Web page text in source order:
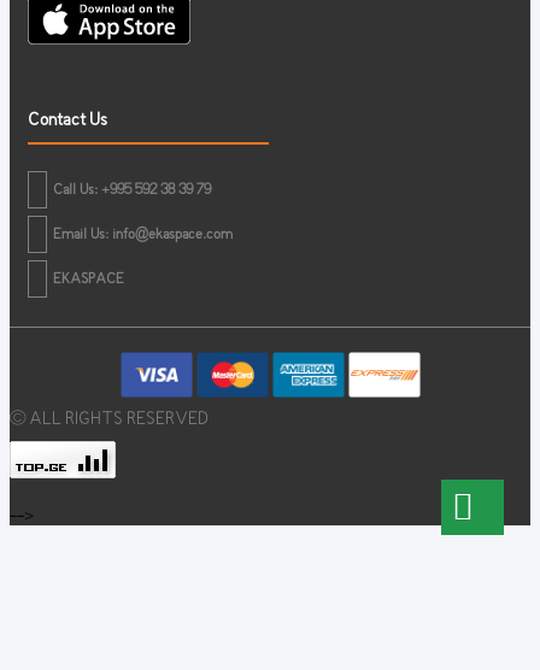
Contact Us
Call Us: +995 592 38 39 79
Email Us: info@ekaspace.com
EKASPACE
© ALL RIGHTS RESERVED
-->